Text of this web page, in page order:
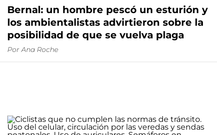
Bernal: un hombre pescó un esturión y
los ambientalistas advirtieron sobre la
posibilidad de que se vuelva plaga
Por Ana Roche